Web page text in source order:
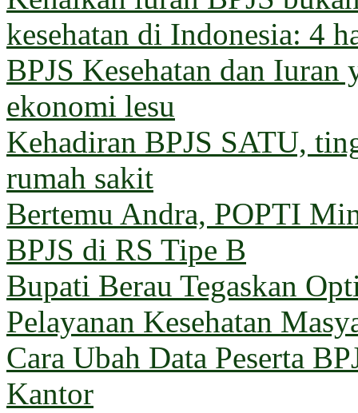
kesehatan di Indonesia: 4
BPJS Kesehatan dan
ekonomi lesu
Kehadiran BPJS SATU,
rumah sakit
Bertemu Andra, POPTI
BPJS di RS Tipe B
Bupati Berau Tegaskan
Pelayanan Kesehatan
Cara Ubah Data Peserta
Kantor